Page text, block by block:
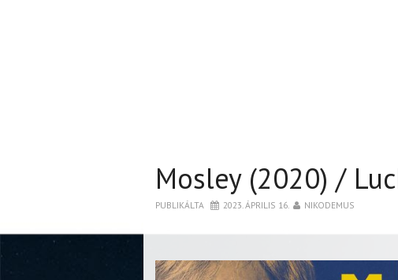
Mosley (2020) /
PUBLIKÁLTA 2023. ÁPRILIS 16. NIKODEMUS